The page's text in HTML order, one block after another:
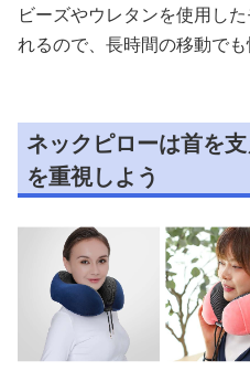
ビーズやウレタンを使用し
れるので、長時間の移動でも
ネックピローは首を
を重視しよう